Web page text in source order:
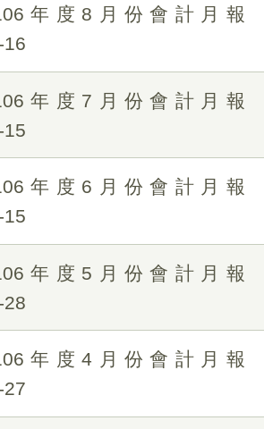
年度8月份會計月報
16
年度7月份會計月報
15
年度6月份會計月報
15
年度5月份會計月報
28
年度4月份會計月報
27